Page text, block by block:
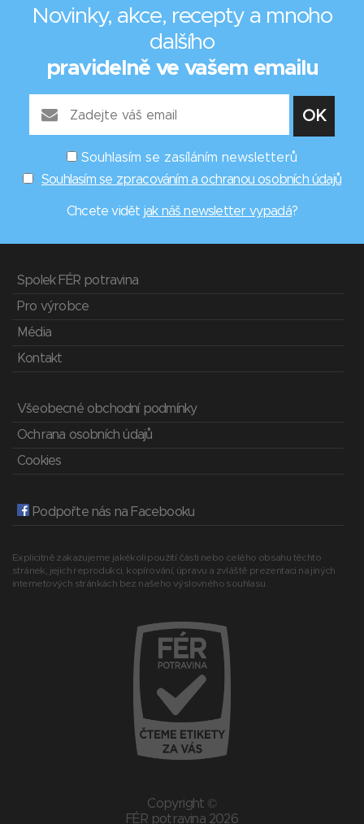
Novinky, akce, recepty a mnoho
dalšího
pravidelně ve vašem emailu
Souhlasím se zasíláním newsletterů
Souhlasím se zpracováním a ochranou osobních údajů
Chcete vidět jak náš newsletter vypadá?
Spolek FÉR potravina
Pro výrobce
Média
Kontakt
Všeobecné obchodní podmínky
Ochrana osobních údajů
Cookies
Podpořte nás na Facebooku
Explicitně zakazujeme jakékoli použití části nebo celého obsahu těchto
stránek, jejich reprodukci, kopírování, úpravu a zvláště prezentaci na jiných
internetových stránkách bez našeho výslovného souhlasu.
Copyright ©
FÉR potravina 2026